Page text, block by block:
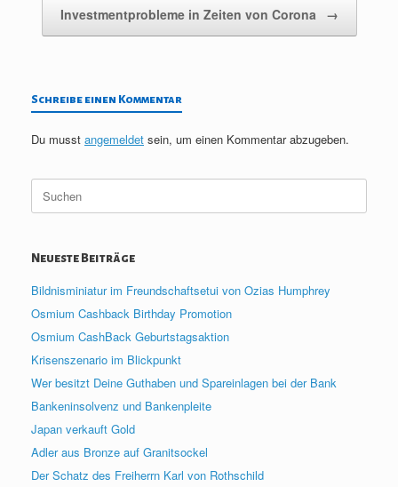
Investmentprobleme in Zeiten von Corona →
Schreibe einen Kommentar
Du musst angemeldet sein, um einen Kommentar abzugeben.
Suche
nach:
Neueste Beiträge
Bildnisminiatur im Freundschaftsetui von Ozias Humphrey
Osmium Cashback Birthday Promotion
Osmium CashBack Geburtstagsaktion
Krisenszenario im Blickpunkt
Wer besitzt Deine Guthaben und Spareinlagen bei der Bank
Bankeninsolvenz und Bankenpleite
Japan verkauft Gold
Adler aus Bronze auf Granitsockel
Der Schatz des Freiherrn Karl von Rothschild